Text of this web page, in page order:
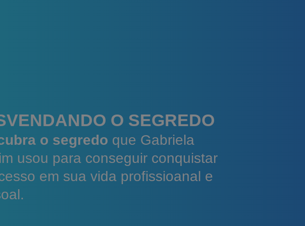
O SEGREDO
o segredo que Gabriela
usou para conseguir conquistar
em sua vida profissioanal e